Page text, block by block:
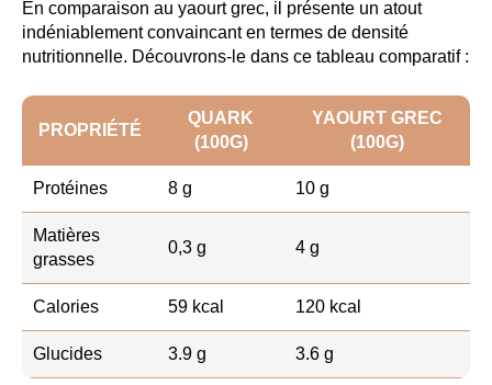
En comparaison au yaourt grec, il présente un atout
indéniablement convaincant en termes de densité
nutritionnelle. Découvrons-le dans ce tableau comparatif :
PROPRIÉTÉ
QUARK
(100G)
YAOURT GREC
(100G)
Protéines 8 g 10 g
Matières
grasses
0,3 g 4 g
Calories 59 kcal 120 kcal
Glucides 3.9 g 3.6 g